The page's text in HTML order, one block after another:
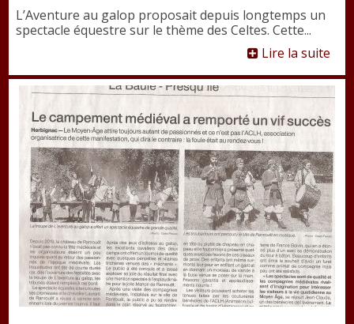
L’Aventure au galop proposait depuis longtemps un
spectacle équestre sur le thème des Celtes. Cette...
Lire la suite